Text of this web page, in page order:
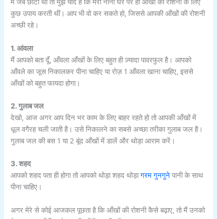
मैं जब छोटा था तो मुझे याद है कि मेरी नानी घर पर ही आँखों की रोशनी के लिए
कुछ उपाय करती थीं। आप भी वो कर सकते हो, जिससे आपकी आँखों की रोशनी
अच्छी रहे।
1. आंवला
मैं आपको बता दूँ, आँवला आँखों के लिए बहुत ही ज़्यादा पावरफुल है। आपको
आँवले का जूस निकालकर पीना चाहिए या रोज़ 1 आँवला खाना चाहिए, इससे
आँखों को बहुत फायदा होगा।
2. गुलाब जल
देखो, आज अगर आप दिन भर काम के लिए बाहर रहते हो तो आपकी आँखों में
धूल वगैरह चली जाती है। उसे निकालने का सबसे अच्छा तरीका गुलाब जल है।
गुलाब जल की बस 1 या 2 बूंद आँखों में डालें और थोड़ा आराम करें।
3. शहद
आपको शहद पता ही होगा तो आपको थोड़ा शहद थोड़ागरम गुनगुने पानी के साथ
पीना चाहिए।
अगर मेरे से कोई आजकल पूछता है कि आँखों की रोशनी कैसे बढ़ाए, तो मैं उनको